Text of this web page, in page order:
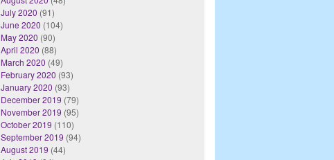
July 2020 (91)
June 2020 (104)
May 2020 (90)
April 2020 (88)
March 2020 (49)
February 2020 (93)
January 2020 (93)
December 2019 (79)
November 2019 (95)
October 2019 (110)
September 2019 (94)
August 2019 (44)